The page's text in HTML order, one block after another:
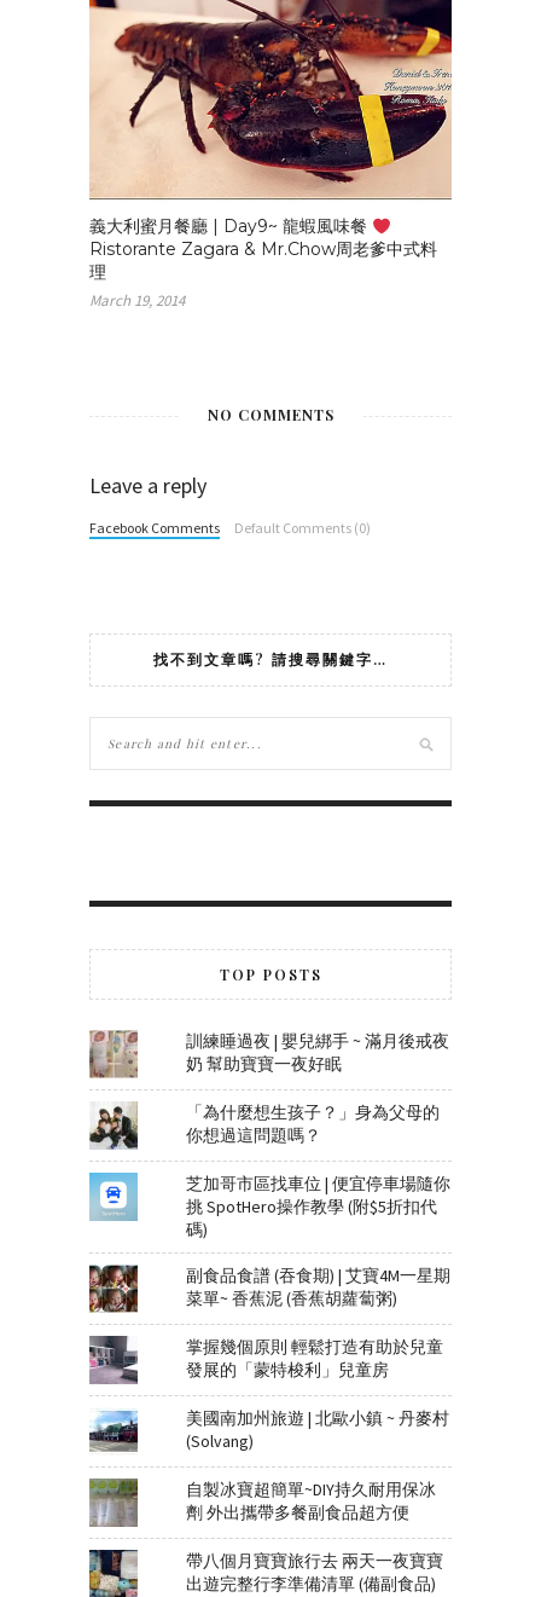
義大利蜜月餐廳 | Day9~ 龍蝦風味餐
Ristorante Zagara & Mr.Chow周老爹中式料
理
March 19, 2014
NO COMMENTS
Leave a reply
Facebook Comments Default Comments (0)
找不到文章嗎? 請搜尋關鍵字…
TOP POSTS
訓練睡過夜 | 嬰兒綁手 ~ 滿月後戒夜
奶 幫助寶寶一夜好眠
「為什麼想生孩子？」身為父母的
你想過這問題嗎？
芝加哥市區找車位 | 便宜停車場隨你
挑 SpotHero操作教學 (附$5折扣代
碼)
副食品食譜 (吞食期) | 艾寶4M一星期
菜單~ 香蕉泥 (香蕉胡蘿蔔粥)
掌握幾個原則 輕鬆打造有助於兒童
發展的「蒙特梭利」兒童房
美國南加州旅遊 | 北歐小鎮 ~ 丹麥村
(Solvang)
自製冰寶超簡單~DIY持久耐用保冰
劑 外出攜帶多餐副食品超方便
帶八個月寶寶旅行去 兩天一夜寶寶
出遊完整行李準備清單 (備副食品)